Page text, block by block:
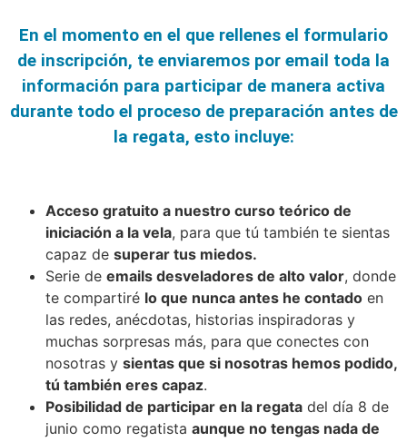
En el momento en el que rellenes el formulario
de inscripción, te enviaremos por email toda la
información para participar de manera activa
durante todo el proceso de preparación antes de
la regata, esto incluye:
Acceso gratuito a nuestro curso teórico de
iniciación a la vela, para que tú también te sientas
capaz de superar tus miedos.
Serie de emails desveladores de alto valor, donde
te compartiré lo que nunca antes he contado en
las redes, anécdotas, historias inspiradoras y
muchas sorpresas más, para que conectes con
nosotras y sientas que si nosotras hemos podido,
tú también eres capaz.
Posibilidad de participar en la regata del día 8 de
junio como regatista aunque no tengas nada de